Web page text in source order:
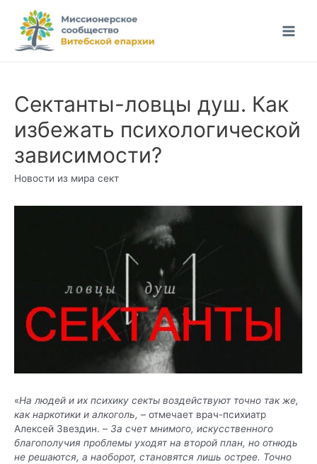
Перейти
содержимому
Main
Сектанты-ловцы душ. Как
избежать психологической
зависимости?
Новости из мира сект
«На людей и их психику секты воздействуют точно так же,
как наркотики и алкоголь, – отмечает врач-психиатр
Алексей Звездин. – За счет мнимого, искусственного
благополучия проблемы уходят на второй план, но отнюдь
не решаются, а наоборот, становятся лишь острее. Точно